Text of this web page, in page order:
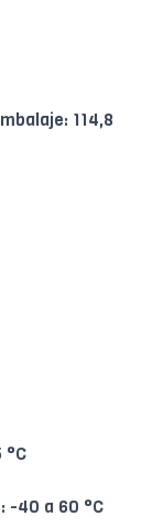
114,8
-40 a 60 °C